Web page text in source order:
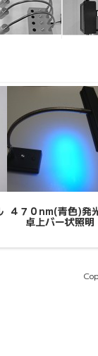
４７０nm(青色)発
卓上バー状照明